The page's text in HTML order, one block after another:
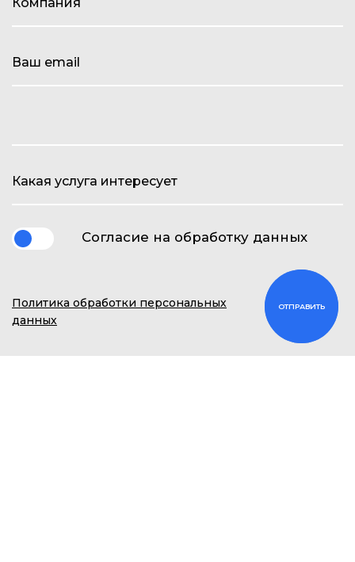
Согласие на обработку данных
Политика обработки персональных
данных